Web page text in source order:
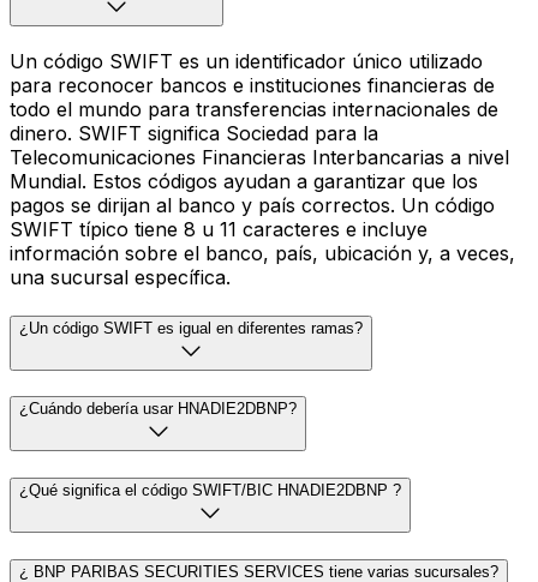
Un código SWIFT es un identificador único utilizado
para reconocer bancos e instituciones financieras de
todo el mundo para transferencias internacionales de
dinero. SWIFT significa Sociedad para la
Telecomunicaciones Financieras Interbancarias a nivel
Mundial. Estos códigos ayudan a garantizar que los
pagos se dirijan al banco y país correctos. Un código
SWIFT típico tiene 8 u 11 caracteres e incluye
información sobre el banco, país, ubicación y, a veces,
una sucursal específica.
¿Un código SWIFT es igual en diferentes ramas?
¿Cuándo debería usar HNADIE2DBNP?
¿Qué significa el código SWIFT/BIC HNADIE2DBNP ?
¿ BNP PARIBAS SECURITIES SERVICES tiene varias sucursales?